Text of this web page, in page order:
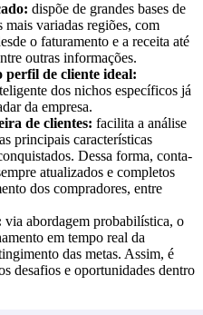
dispõe de grandes bases de
mais variadas regiões, com
o faturamento e a receita até
outras informações.
perfil de cliente ideal:
dos nichos específicos já
da empresa.
de clientes: facilita a análise
principais características
Dessa forma, conta-
atualizados e completos
dos compradores, entre
via abordagem probabilística, o
em tempo real da
das metas. Assim, é
desafios e oportunidades dentro